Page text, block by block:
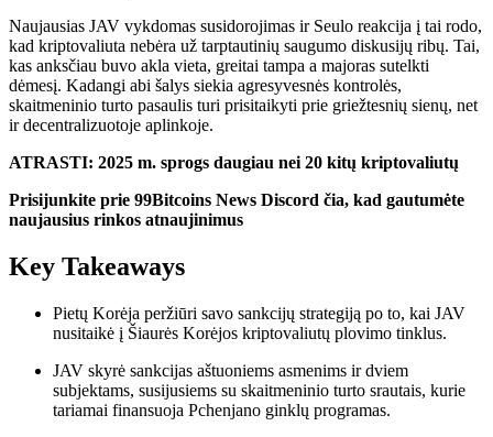
Naujausias JAV vykdomas susidorojimas ir Seulo reakcija į tai rodo,
kad kriptovaliuta nebėra už tarptautinių saugumo diskusijų ribų. Tai,
kas anksčiau buvo akla vieta, greitai tampa a majoras sutelkti
dėmesį. Kadangi abi šalys siekia agresyvesnės kontrolės,
skaitmeninio turto pasaulis turi prisitaikyti prie griežtesnių sienų, net
ir decentralizuotoje aplinkoje.
ATRASTI: 2025 m. sprogs daugiau nei 20 kitų kriptovaliutų
Prisijunkite prie 99Bitcoins News Discord čia, kad gautumėte
naujausius rinkos atnaujinimus
Key Takeaways
Pietų Korėja peržiūri savo sankcijų strategiją po to, kai JAV
nusitaikė į Šiaurės Korėjos kriptovaliutų plovimo tinklus.
JAV skyrė sankcijas aštuoniems asmenims ir dviem
subjektams, susijusiems su skaitmeninio turto srautais, kurie
tariamai finansuoja Pchenjano ginklų programas.